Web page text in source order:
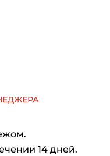
14 дней.